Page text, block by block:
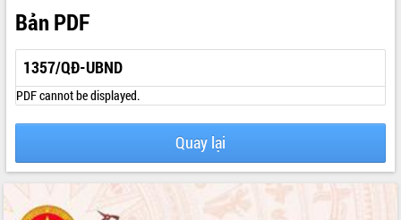
LÃNH ĐẠO UBND TỈNH
TIN TỨC SỰ KIỆN
SỞ, BAN, NGÀNH
UBND CÁC XÃ, PHƯỜNG
THÔNG TIN CHỈ ĐẠO ĐIỀU HÀNH
Bản PDF
1357/QĐ-UBND
PDF cannot be displayed.
Quay lại